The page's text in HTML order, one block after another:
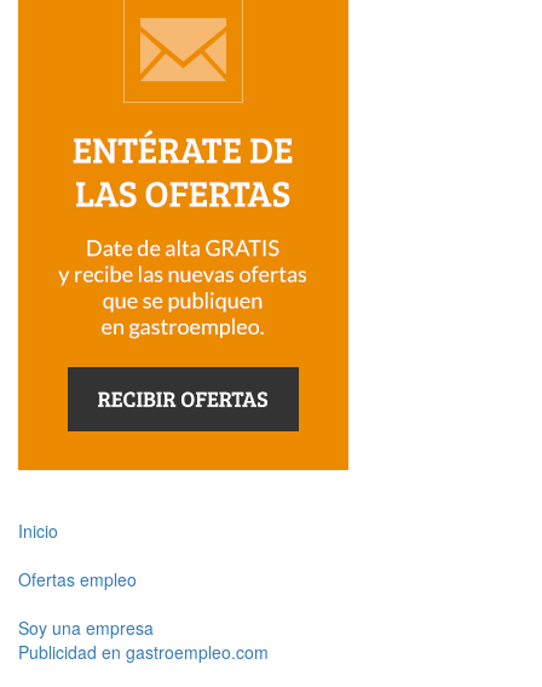
Inicio
Ofertas empleo
Soy una empresa
Publicidad en gastroempleo.com